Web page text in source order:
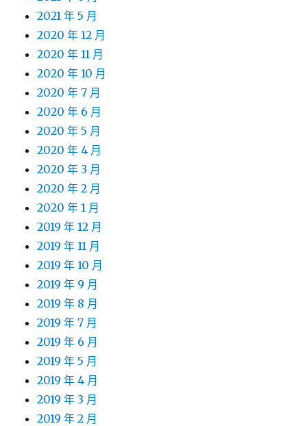
2021 年 5 月
2020 年 12 月
2020 年 11 月
2020 年 10 月
2020 年 7 月
2020 年 6 月
2020 年 5 月
2020 年 4 月
2020 年 3 月
2020 年 2 月
2020 年 1 月
2019 年 12 月
2019 年 11 月
2019 年 10 月
2019 年 9 月
2019 年 8 月
2019 年 7 月
2019 年 6 月
2019 年 5 月
2019 年 4 月
2019 年 3 月
2019 年 2 月